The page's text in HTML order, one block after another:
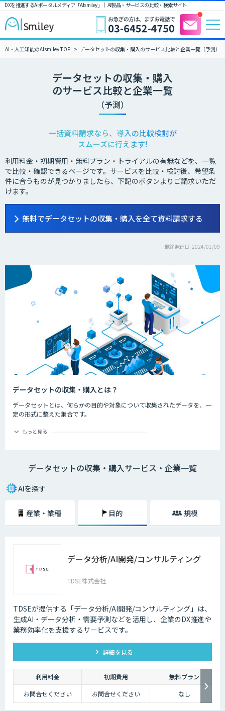
DXを推進するAIポータルメディア「AIsmiley」｜ AI製品・サービスの比較・検索サイト
AI・人工知能のAIsmiley TOP データセットの収集・購入のサービス比較と企業一覧（予測）
データセットの収集・購入
のサービス比較と企業一覧
（予測）
一括資料請求なら、導入の比較検討が
スムーズに行えます!
利用料金・初期費用・無料プラン・トライアルの有無などを、一覧
で比較・確認できるページです。サービスを比較・検討後、希望条
件に合うものが見つかりましたら、下記のボタンよりご請求いただ
けます。
無料でデータセットの収集・購入を全て資料請求する
最終更新日: 2024/01/09
データセットの収集・購入とは？
データセットとは、何らかの目的や対象について収集されたデータを、一
定の形式に整えた集合です。
データを集める作業に時間や労力が割かれていることがあると思います。
もっと見る
データセットの収集・購入サービス・企業一覧
AIを探す
産業・業種 目的 規模
データ分析/AI開発/コンサルティング
TDSE株式会社
TDSEが提供する「データ分析/AI開発/コンサルティング」は、
生成AI・データ分析・需要予測などを活用し、企業のDX推進や
業務効率化を支援するサービスです。
詳細を見る
利用料金 初期費用
無料プラン
お問合せください
お問合せください なし